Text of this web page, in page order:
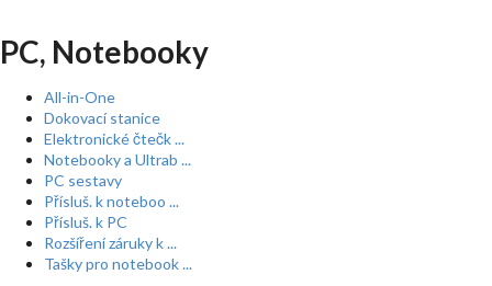
PC, Notebooky
All-in-One
Dokovací stanice
Elektronické čtečk ...
Notebooky a Ultrab ...
PC sestavy
Přísluš. k noteboo ...
Přísluš. k PC
Rozšíření záruky k ...
Tašky pro notebook ...